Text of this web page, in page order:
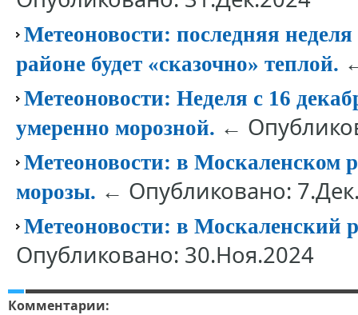
Метеоновости: последняя
районе будет «сказочно» теплой.
Метеоновости: Неделя с 16
умеренно морозной. ←
Метеоновости: в Москаленском
морозы. ← Опубликовано:
Метеоновости: в Москаленский
Опубликовано: 30.Ноя.2024
Комментарии: